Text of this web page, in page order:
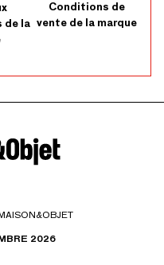
de la
Conditions de
vente de la marque
2026